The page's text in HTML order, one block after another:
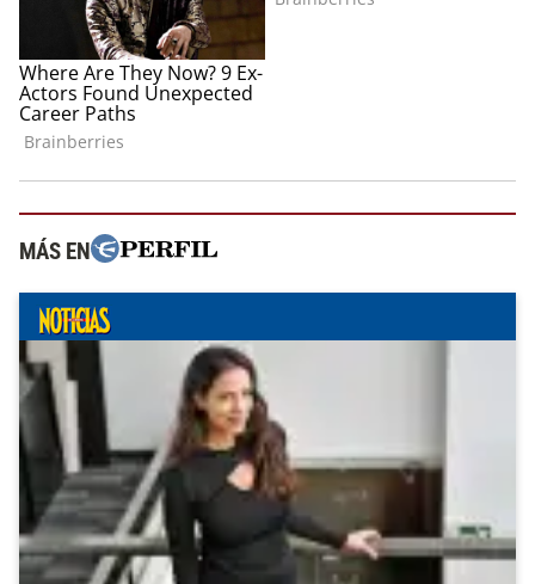
MÁS EN